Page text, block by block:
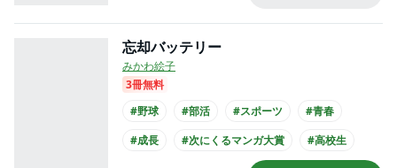
忘却バッテリー
みかわ絵子
3冊無料
#野球
#部活 #スポーツ
#青春
#成長
#次にくるマンガ大賞 #高校生